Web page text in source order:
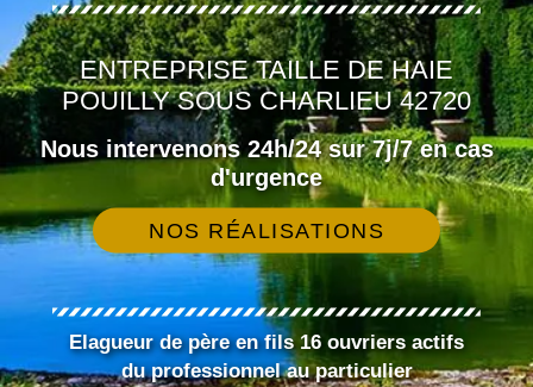
ENTREPRISE TAILLE DE HAIE
POUILLY SOUS CHARLIEU 42720
Nous intervenons 24h/24 sur 7j/7 en cas
d'urgence
NOS RÉALISATIONS
Elagueur de père en fils 16 ouvriers actifs
du professionnel au particulier